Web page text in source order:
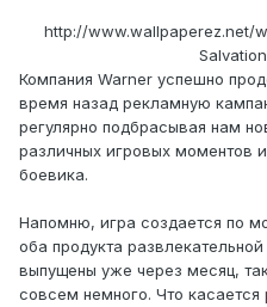
http://www.wallpaperez.net/
Компания Warner успешно
время назад рекламную
регулярно подбрасывая нам
различных игровых моментов
боевика.
Напомню, игра создается по
оба продукта
выпущены уже через месяц,
совсем немного. Что касается